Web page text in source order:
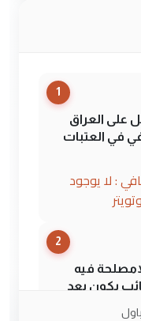
1
على العراق
في العتبات
: لا يوجود
2
فيه
يكون بعد